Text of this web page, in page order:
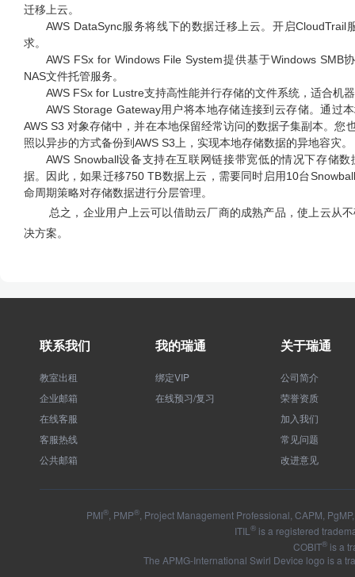
迁移上云。
AWS DataSync服务将线下的数据迁移上云。开启CloudTrail
求。
AWS FSx for Windows File System提供基于Windows SMB
NAS文件托管服务。
AWS FSx for Lustre支持高性能并行存储的文件系统，适合机
AWS Storage Gateway用户将本地存储连接到云存储。通过
AWS S3 对象存储中，并在本地保留经常访问的数据子集副本。
照以异步的方式备份到AWS S3上，实现本地存储数据的异地容灾。
AWS Snowball设备支持在互联网链接带宽低的情况下存储
据。因此，如果迁移750 TB数据上云，需要同时启用10台
命周期策略对存储数据进行分层管理。
总之，企业用户上云可以借助云厂商的成熟产品，使上云从
决方案。
联系我们
教室出租
企业邮箱
在线客服
客服热线
公共邮箱
我的瑞通
绑定VIP
在线预习/复习
关于瑞通
公司简介
荣誉资质
加入我们
常见问题
改进意见
PMI® , PMP® , Project Management Professional, CAPM,
ITIL ®is a registered
COBIT® is a
The APMG-International Swirl Device logo is a